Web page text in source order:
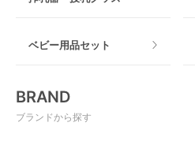
授乳グッズ・ママ用品
ベビー用品セット
BRAND
ブランドから探す